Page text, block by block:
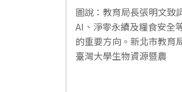
產業新
圖說：教育局長張明文致
AI、淨零永續及糧食安全
的重要方向。新北市教育
臺灣大學生物資源暨農